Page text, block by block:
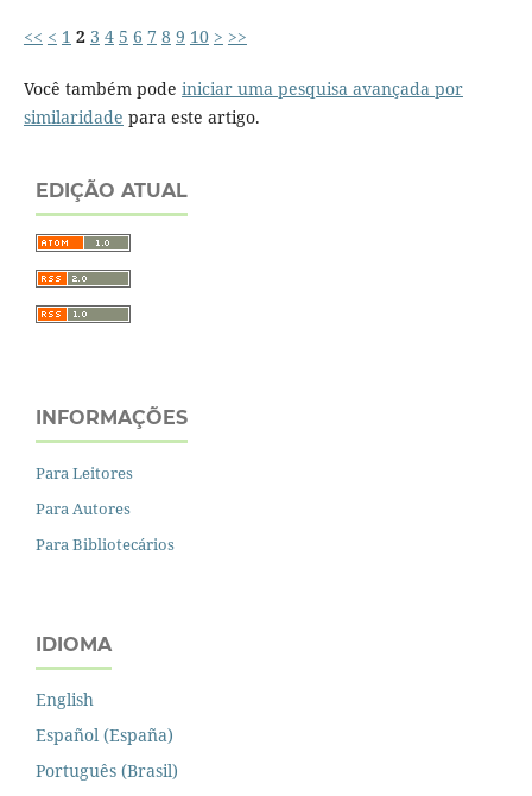
<< < 1 2 3 4 5 6 7 8 9 10 > >>
Você também pode iniciar uma pesquisa avançada por
similaridade para este artigo.
EDIÇÃO ATUAL
INFORMAÇÕES
Para Leitores
Para Autores
Para Bibliotecários
IDIOMA
English
Español (España)
Português (Brasil)